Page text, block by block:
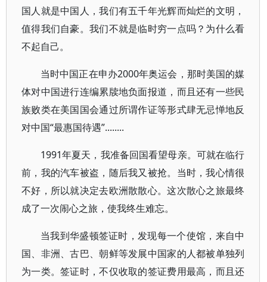
国人就是中国人，我们有五千年光辉而灿烂的文明，
值得我们自豪。我们不就是临时穷一点吗？为什么看
不起自己。
当时中国正在申办2000年奥运会，那时美国的媒
体对中国进行连编累牍地负面报道，而且还有一些民
族败类在美国国会通过所谓作证等形式肆无忌惮地反
对中国“最惠国待遇”........
1991年夏天，我准备回国看望母亲。可就在临行
前，我的汽车被盗，随后我又被抢。当时，我心情很
不好，所以就决定去欧洲散散心。这次散心之旅最终
成了一次闹心之旅，使我终生难忘。
当我到华盛顿签证时，发现每一个使馆，来自中
国、非洲、古巴、朝鲜等发展中国家的人都被单独列
为一类。签证时，不仅收取的签证费用最高，而且还